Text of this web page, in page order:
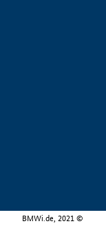
BMWi.de, 2021 ©